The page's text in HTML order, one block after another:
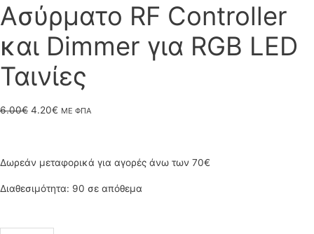
Ασύρματο RF Controller
και Dimmer για RGB LED
Ταινίες
6.00€ Original
was:
6.00€.
4.20€ Η
τιμή
είναι:
ΜΕ ΦΠΑ
Δωρεάν μεταφορικά για αγορές άνω των 70€
Διαθεσιμότητα: 90 σε απόθεμα